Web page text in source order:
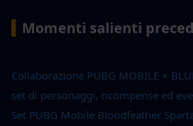
Momenti salienti
Collaborazione PUBG MOBILE ×
set di personaggi, ricompense ed
Set PUBG Mobile Bloodfeather